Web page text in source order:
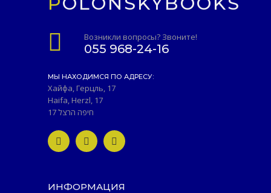
Возникли вопросы? Звоните!
055 968-24-16
МЫ НАХОДИМСЯ ПО АДРЕСУ:
Хайфа, Герцль, 17
Haifa, Herzl, 17
חיפה הרצל 17
ИНФОРМАЦИЯ